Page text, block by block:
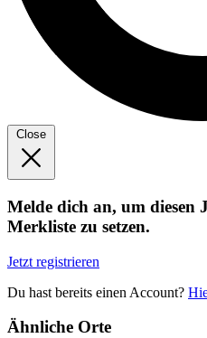
Close
Melde dich an, um diesen
Merkliste zu setzen.
Jetzt registrieren
Du hast bereits einen Account?
Ähnliche Orte